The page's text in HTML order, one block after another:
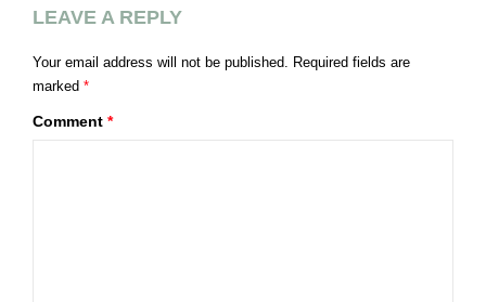
LEAVE A REPLY
Your email address will not be published. Required fields are
marked *
Comment *